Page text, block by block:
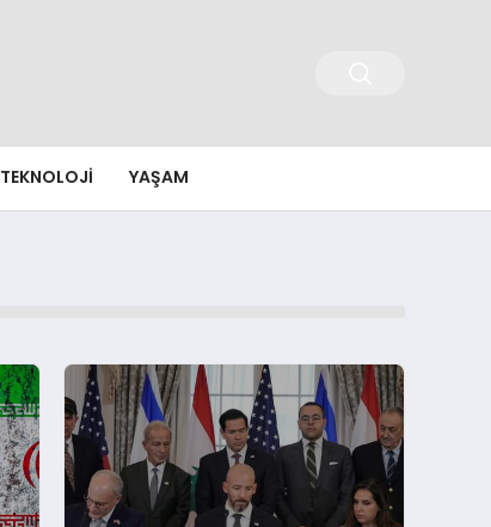
TEKNOLOJI YAŞAM